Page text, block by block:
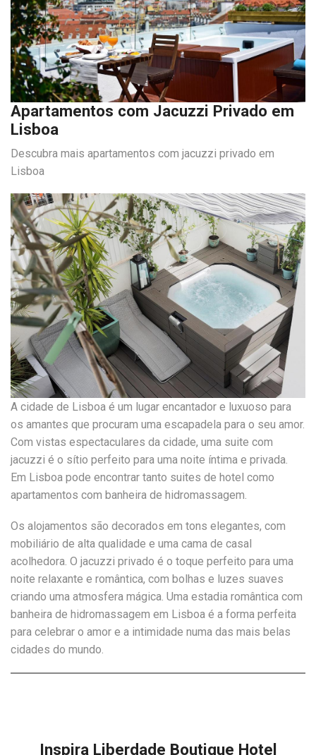
Apartamentos com Jacuzzi Privado em
Lisboa
Descubra mais apartamentos com jacuzzi privado em
Lisboa
A cidade de Lisboa é um lugar encantador e luxuoso para
os amantes que procuram uma escapadela para o seu amor.
Com vistas espectaculares da cidade, uma suite com
jacuzzi é o sítio perfeito para uma noite íntima e privada.
Em Lisboa pode encontrar tanto suites de hotel como
apartamentos com banheira de hidromassagem.
Os alojamentos são decorados em tons elegantes, com
mobiliário de alta qualidade e uma cama de casal
acolhedora. O jacuzzi privado é o toque perfeito para uma
noite relaxante e romântica, com bolhas e luzes suaves
criando uma atmosfera mágica. Uma estadia romântica com
banheira de hidromassagem em Lisboa é a forma perfeita
para celebrar o amor e a intimidade numa das mais belas
cidades do mundo.
Inspira Liberdade Boutique Hotel